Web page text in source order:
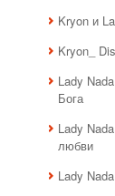
Kryon и
Kryon_
Lady
Бога
Lady
любви
Lady